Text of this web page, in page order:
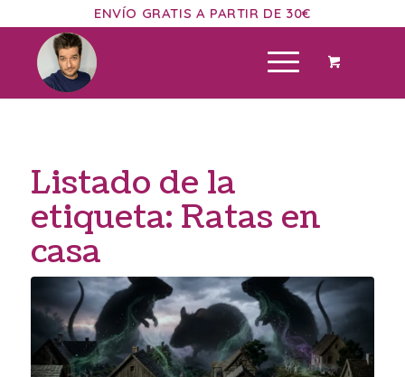
ENVÍO GRATIS A PARTIR DE 30€
Listado de la
etiqueta: Ratas en
casa